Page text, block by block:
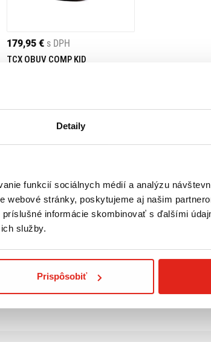
Detaily
funkcií sociálnych médií a analýzu
webové stránky, poskytujeme aj našim
informácie skombinovať s ďalšími
služby.
Prispôsobiť
179,95 € s DPH
TCX OBUV COMP KID